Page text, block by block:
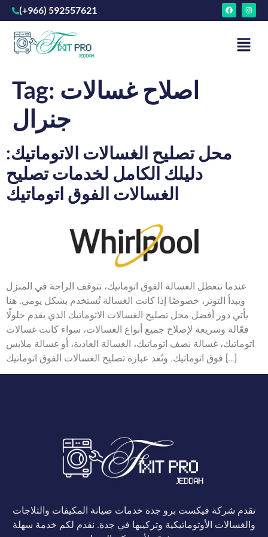
(+966) 592557621
Tag: اصلاح غسالات
جنرال
محل تصليح الغسالات الاتوماتيك:
دليلك الكامل لخدمات تصليح
الغسالات الفوق اتوماتيك
عندما تتعطل الغسالة الفوق اتوماتيك، تتوقف الراحة في المنزل
ويبدأ التوتر، خصوصًا إذا كانت الغسالة تُستخدم بشكل يومي. هنا
يأتي دور أفضل محل تصليح الغسالات الاتوماتيك الذي يقدم حلولًا
فعّالة وسريعة لإصلاح جميع أنواع الغسالات، سواء كانت غسالات
اتوماتيك، غسالة نصف اتوماتيك، الغسالة العادية، أو غسالة ملابس
فوق اتوماتيك. وتُعد عبارة تصليح الغسالات الفوق اتوماتيك […]
تقدم شركة فيكست برو جدة خدمات صيانة المكيفات والثلاجات
والغسالات الأوتوماتيكية وتركيبها في جدة. نقدم لكم خدمة سهلة